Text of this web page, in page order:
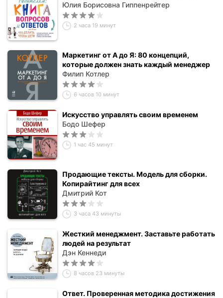
Юлия Борисовна Гиппенрейтер
2 часа 19 минут
Маркетинг от А до Я: 80 концепций,
которые должен знать каждый менеджер
Филип Котлер
6 часов 10 минут
Искусство управлять своим временем
Бодо Шефер
1 час 45 минут
Продающие тексты. Модель для сборки.
Копирайтинг для всех
Дмитрий Кот
3 часа 43 минуты
Жесткий менеджмент. Заставьте работать
людей на результат
Дэн Кеннеди
8 часов 23 минуты
Ответ. Проверенная методика достижения